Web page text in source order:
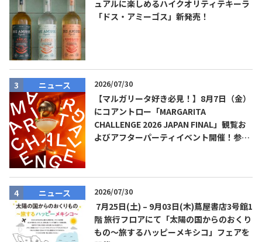
ュアルに楽しめるハイクオリティテキーラ
「ドス・アミーゴス」新発売！
ニュース 2026/07/30
【マルガリータ好き必見！】8月7日（金）
にコアントロー「MARGARITA
CHALLENGE 2026 JAPAN FINAL」観覧お
よびアフターパーティイベント開催！参加
ニュース 2026/07/30
7月25日(土) – 9月03日(木)蔦屋書店3号館1
階 旅行フロアにて「太陽の国からのおくり
もの～旅するハッピーメキシコ」フェアを